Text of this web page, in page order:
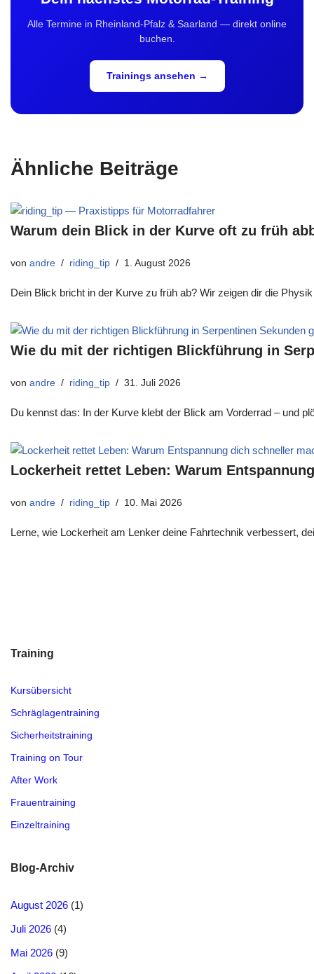
Alle Termine in Rheinland-Pfalz & Saarland — direkt online
buchen.
Trainings ansehen →
Ähnliche Beiträge
Warum dein Blick in der Kurve oft zu früh
von andre riding_tip 1. August 2026
Dein Blick bricht in der Kurve zu früh ab? Wir zeigen dir die
Wie du mit der richtigen Blickführung in
von andre riding_tip 31. Juli 2026
Du kennst das: In der Kurve klebt der Blick am Vorderrad – und
Lockerheit rettet Leben: Warum
von andre riding_tip 10. Mai 2026
Lerne, wie Lockerheit am Lenker deine Fahrtechnik verbessert,
Training
Kursübersicht
Schräglagentraining
Sicherheitstraining
Training on Tour
After Work
Frauentraining
Einzeltraining
Blog-Archiv
August 2026 (1)
Juli 2026 (4)
Mai 2026 (9)